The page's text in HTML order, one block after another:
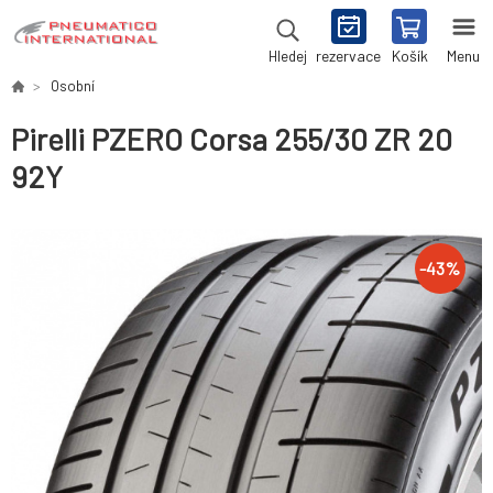
Hledej rezervace Košík Menu
Osobní
Pirelli PZERO Corsa 255/30 ZR 20
92Y
-43%